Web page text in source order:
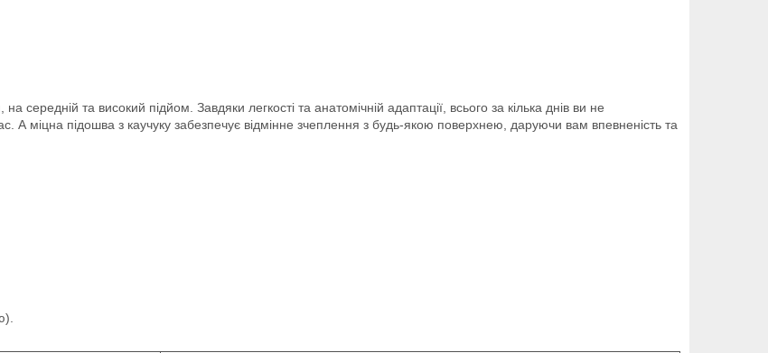
середній та високий підйом. Завдяки легкості та анатомічній адаптації, всього за кілька днів ви не
А міцна підошва з каучуку забезпечує відмінне зчеплення з будь-якою поверхнею, даруючи вам впевненість та